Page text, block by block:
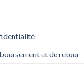
et de retour